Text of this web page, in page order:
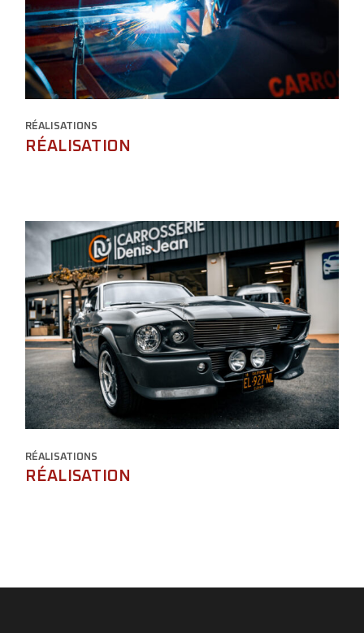
RÉALISATIONS
RÉALISATION
RÉALISATIONS
RÉALISATION